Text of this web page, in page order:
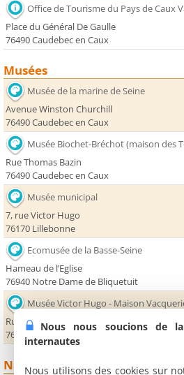
Office de Tourisme du Pays de Caux
Place du Général De Gaulle
76490 Caudebec en Caux
Musées
Musée de la marine de Seine
Avenue Winston Churchill
76490 Caudebec en Caux
Musée Biochet-Bréchot (maison des
Rue Thomas Bazin
76490 Caudebec en Caux
Musée municipal
7, rue Victor Hugo
76170 Lillebonne
Ecomusée de la Basse-Seine
Hameau de l’Eglise
76940 Notre Dame de Bliquetuit
Musée Victor Hugo - Maison
Rue Ernest Binet
76490 Villequier
Nature
Nous nous soucions de
internautes
Nous utilisons des cookies sur